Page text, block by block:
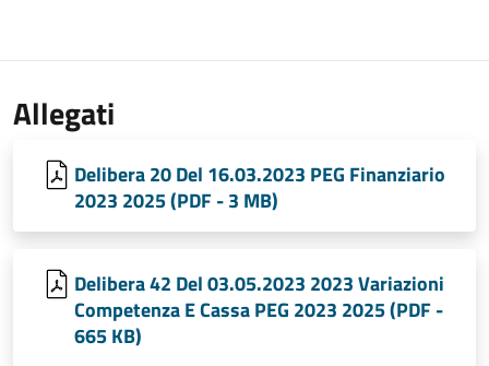
Allegati
Delibera 20 Del 16.03.2023 PEG Finanziario
2023 2025 (PDF - 3 MB)
Delibera 42 Del 03.05.2023 2023 Variazioni
Competenza E Cassa PEG 2023 2025 (PDF -
665 KB)